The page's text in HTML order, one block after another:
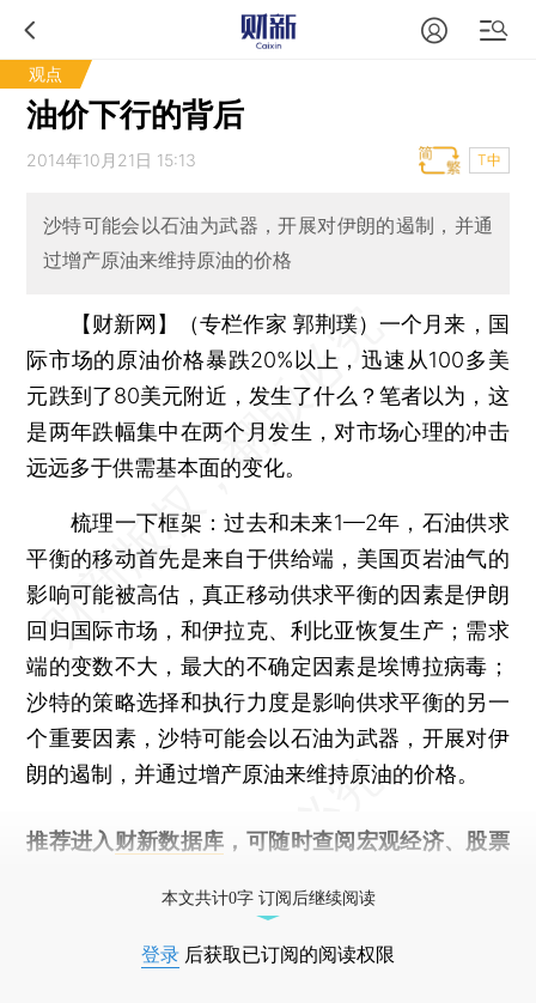
观点
油价下行的背后
2014年10月21日 15:13 T中
沙特可能会以石油为武器，开展对伊朗的遏制，并通
过增产原油来维持原油的价格
【财新网】（专栏作家 郭荆璞）一个月来，国
际市场的原油价格暴跌20%以上，迅速从100多美
元跌到了80美元附近，发生了什么？笔者以为，这
是两年跌幅集中在两个月发生，对市场心理的冲击
远远多于供需基本面的变化。
梳理一下框架：过去和未来1—2年，石油供求
平衡的移动首先是来自于供给端，美国页岩油气的
影响可能被高估，真正移动供求平衡的因素是伊朗
回归国际市场，和伊拉克、利比亚恢复生产；需求
端的变数不大，最大的不确定因素是埃博拉病毒；
沙特的策略选择和执行力度是影响供求平衡的另一
个重要因素，沙特可能会以石油为武器，开展对伊
朗的遏制，并通过增产原油来维持原油的价格。
推荐进入 财新数据库 ，可随时查阅宏观经济、股票
本文共计0字 订阅后继续阅读
登录 后获取已订阅的阅读权限